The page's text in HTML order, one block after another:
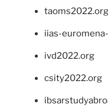
taoms2022.org
iias-
ivd2022.org
csity2022.org